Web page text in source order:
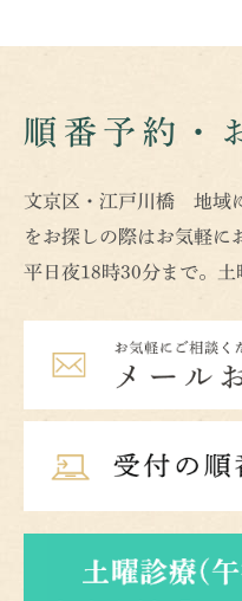
順番予約・
文京区・江戸川橋 地域
をお探しの際はお気軽に
平日夜18時30分まで。土